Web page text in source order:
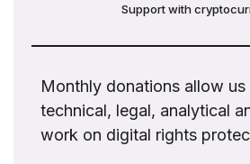
Support with
Monthly donations allow
technical, legal, analytical
work on digital rights